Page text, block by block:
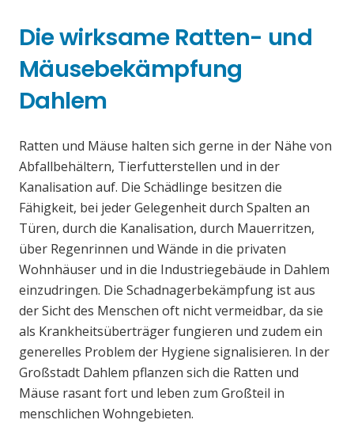
Die wirksame Ratten- und
Mäusebekämpfung
Dahlem
Ratten und Mäuse halten sich gerne in der Nähe von
Abfallbehältern, Tierfutterstellen und in der
Kanalisation auf. Die Schädlinge besitzen die
Fähigkeit, bei jeder Gelegenheit durch Spalten an
Türen, durch die Kanalisation, durch Mauerritzen,
über Regenrinnen und Wände in die privaten
Wohnhäuser und in die Industriegebäude in Dahlem
einzudringen. Die Schadnagerbekämpfung ist aus
der Sicht des Menschen oft nicht vermeidbar, da sie
als Krankheitsüberträger fungieren und zudem ein
generelles Problem der Hygiene signalisieren. In der
Großstadt Dahlem pflanzen sich die Ratten und
Mäuse rasant fort und leben zum Großteil in
menschlichen Wohngebieten.